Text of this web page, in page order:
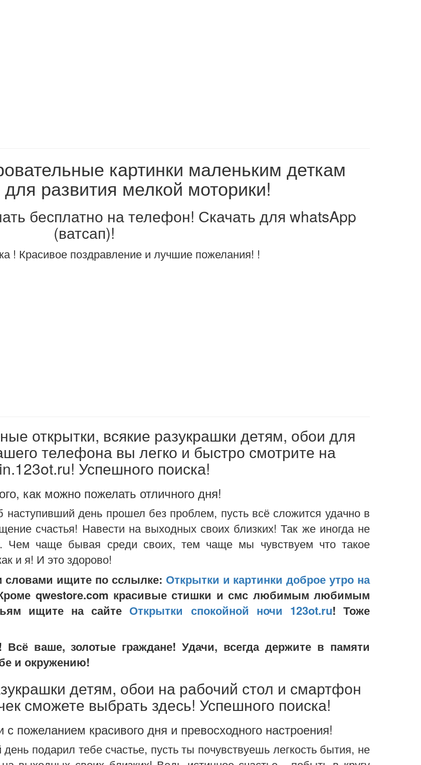
картинки маленьким деткам
для развития мелкой моторики!
бесплатно на телефон! Скачать для whatsApp
(ватсап)!
! Красивое поздравление и лучшие пожелания! !
открытки, всякие разукрашки детям, обои для
телефона вы легко и быстро смотрите на
Успешного поиска!
как можно пожелать отличного дня!
день прошел без проблем, пусть всё сложится удачно в
счастья! Навести на выходных своих близких! Так же иногда не
Чем чаще бывая среди своих, тем чаще мы чувствуем что такое
и я! И это здорово!
словами ищите по сслылке: Открытки и картинки доброе утро на
qwestore.com красивые стишки и смс любимым любимым
ищите на сайте Открытки спокойной ночи 123ot.ru! Тоже
ваше, золотые граждане! Удачи, всегда держите в памяти
и окружению!
детям, обои на рабочий стол и смартфон
сможете выбрать здесь! Успешного поиска!
пожеланием красивого дня и превосходного настроения!
подарил тебе счастье, пусть ты почувствуешь легкость бытия, не